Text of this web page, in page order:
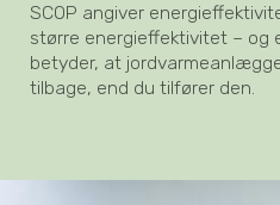
SCOP angiver
større energieffektivitet – og
betyder, at
tilbage, end du tilfører den.